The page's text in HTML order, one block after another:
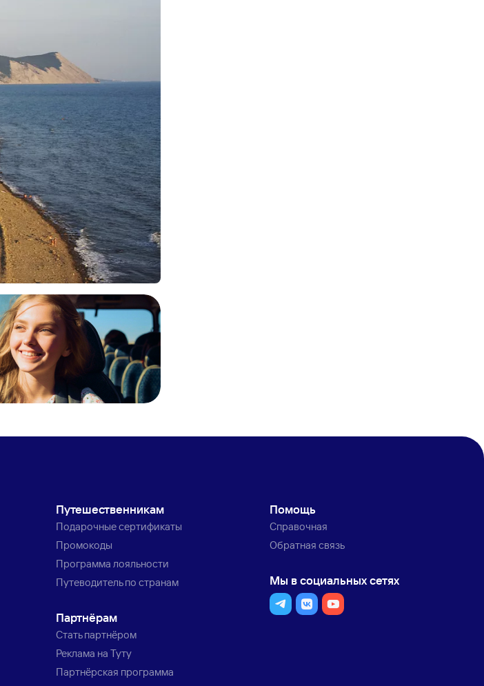
Путешественникам
Подарочные сертификаты
Промокоды
Программа лояльности
Путеводитель по странам
Партнёрам
Стать партнёром
Реклама на Туту
Партнёрская программа
Помощь
Справочная
Обратная связь
Мы в социальных сетях